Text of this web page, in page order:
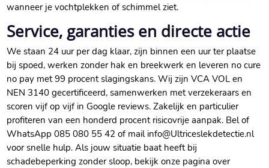
wanneer je vochtplekken of schimmel ziet.​
Service, garanties en directe actie
We staan 24 uur per dag klaar, zijn binnen een uur ter plaatse
bij spoed, werken zonder hak en breekwerk en leveren no cure
no pay met 99 procent slagingskans.​ Wij zijn VCA VOL en
NEN 3140 gecertificeerd, samenwerken met verzekeraars en
scoren vijf op vijf in Google reviews.​ Zakelijk en particulier
profiteren van een honderd procent risicovrije aanpak.​ Bel of
WhatsApp 085 080 55 42 of mail info@Ultriceslekdetectie.​nl
voor snelle hulp.​ Als jouw situatie baat heeft bij
schadebeperking zonder sloop, bekijk onze pagina over